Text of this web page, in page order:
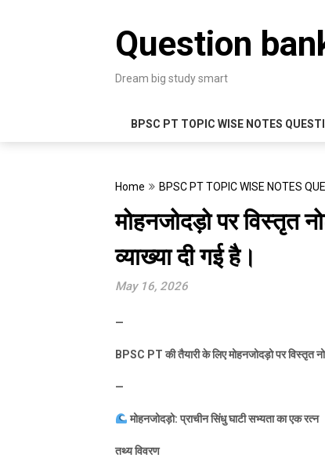
Question
Dream big study smart
BPSC PT TOPIC WISE NOTES
Home BPSC PT TOPIC WISE NOTES
मोहनजोदड़ो पर
व्याख्या दी गई है।
May 16, 2026
—
BPSC PTकी तैयारी के लिए मोहनजोदड़ो पर
—
मोहनजोदड़ो: प्राचीन सिंधु घाटी सभ्यता का एक रत्न
तथ्य विवरण